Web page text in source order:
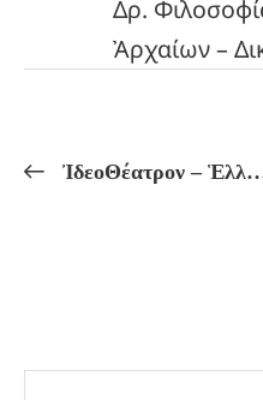
Δρ.
Ἀρχαίων –
ἸδεοΘέατρον – Ἑλληνικόν Πνεῦμα Πρόγραμμα